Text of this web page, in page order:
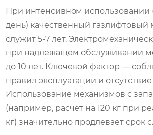
При интенсивном использовании
день) качественный газлифтовый
служит 5-7 лет.
при надлежащем обслуживании
до 10 лет. Ключевой фактор —
правил эксплуатации и
Использование механизмов с
(например, расчет на 120 кг при
кг) значительно продлевает срок